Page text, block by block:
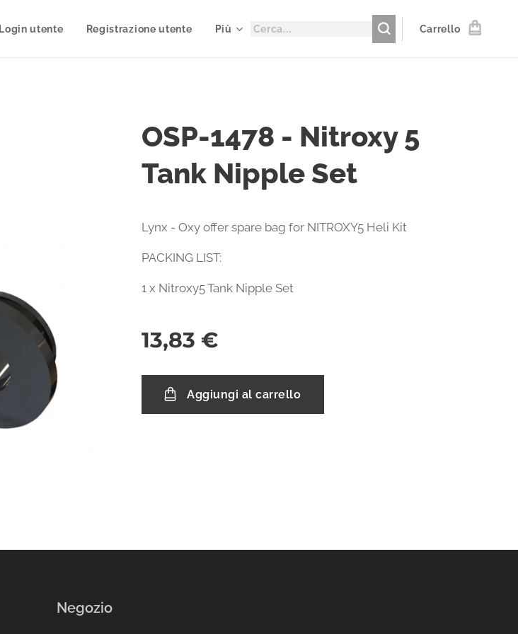
Login utente Registrazione utente Più Carrello
OSP-1478 - Nitroxy 5
Tank Nipple Set
Lynx - Oxy offer spare bag for NITROXY5 Heli Kit
PACKING LIST:
1 x Nitroxy5 Tank Nipple Set
13,83 €
Aggiungi al carrello
Negozio